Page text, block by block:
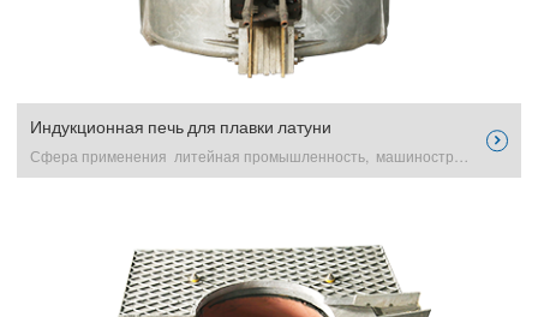
Индукционная печь для плавки латуни
